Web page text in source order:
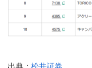
出典： 松井証券